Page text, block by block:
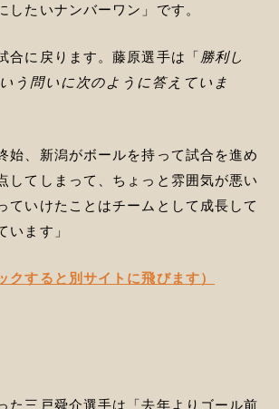
したいナンバーワン」です。
合に戻ります。藤原選手は「勝利し
う問いに次のように答えていま
始、新潟がボールを持って試合を進め
してしまって、ちょっと雰囲気が悪い
ていけたことはチームとして成長して
います」
クすると別サイトに飛びます）
た三戸舜介選手は「去年よりゴール前